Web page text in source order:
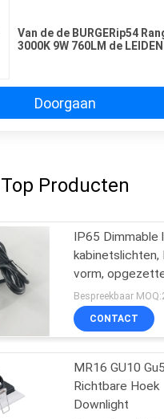
Van de de BURGERip54
3000K 9W 760LM de
Doorgaan
Top Producten
IP65 Dimmable
kabinetslichten,
vorm,
minidownlights
oppervlakte
Bespreekbaar
CONTACT
MR16 GU10
Richtbare Hoek
Downlight